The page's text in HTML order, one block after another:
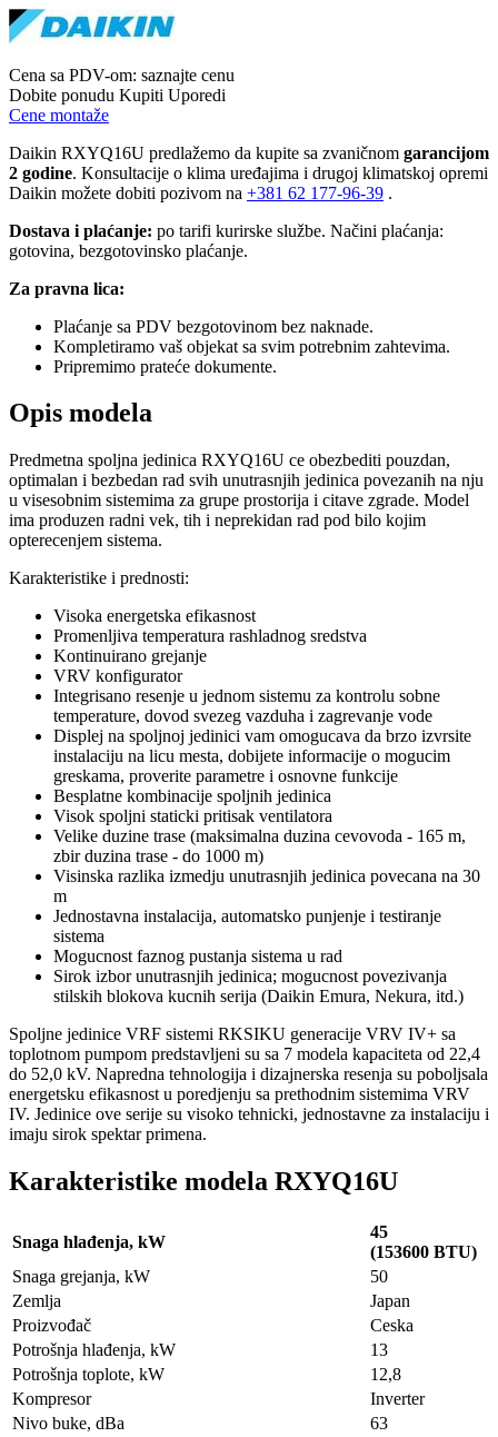
Cena sa PDV-om: saznajte cenu
Dobite ponudu Kupiti Uporedi
Cene montaže
Daikin RXYQ16U predlažemo da kupite sa zvaničnom garancijom
2 godine. Konsultacije o klima uređajima i drugoj klimatskoj opremi
Daikin možete dobiti pozivom na +381 62 177-96-39 .
Dostava i plaćanje: po tarifi kurirske službe. Načini plaćanja:
gotovina, bezgotovinsko plaćanje.
Za pravna lica:
Plaćanje sa PDV bezgotovinom bez naknade.
Kompletiramo vaš objekat sa svim potrebnim zahtevima.
Pripremimo prateće dokumente.
Opis modela
Predmetna spoljna jedinica RXYQ16U ce obezbediti pouzdan,
optimalan i bezbedan rad svih unutrasnjih jedinica povezanih na nju
u visesobnim sistemima za grupe prostorija i citave zgrade. Model
ima produzen radni vek, tih i neprekidan rad pod bilo kojim
opterecenjem sistema.
Karakteristike i prednosti:
Visoka energetska efikasnost
Promenljiva temperatura rashladnog sredstva
Kontinuirano grejanje
VRV konfigurator
Integrisano resenje u jednom sistemu za kontrolu sobne
temperature, dovod svezeg vazduha i zagrevanje vode
Displej na spoljnoj jedinici vam omogucava da brzo izvrsite
instalaciju na licu mesta, dobijete informacije o mogucim
greskama, proverite parametre i osnovne funkcije
Besplatne kombinacije spoljnih jedinica
Visok spoljni staticki pritisak ventilatora
Velike duzine trase (maksimalna duzina cevovoda - 165 m,
zbir duzina trase - do 1000 m)
Visinska razlika izmedju unutrasnjih jedinica povecana na 30
m
Jednostavna instalacija, automatsko punjenje i testiranje
sistema
Mogucnost faznog pustanja sistema u rad
Sirok izbor unutrasnjih jedinica; mogucnost povezivanja
stilskih blokova kucnih serija (Daikin Emura, Nekura, itd.)
Spoljne jedinice VRF sistemi RKSIKU generacije VRV IV+ sa
toplotnom pumpom predstavljeni su sa 7 modela kapaciteta od 22,4
do 52,0 kV. Napredna tehnologija i dizajnerska resenja su poboljsala
energetsku efikasnost u poredjenju sa prethodnim sistemima VRV
IV. Jedinice ove serije su visoko tehnicki, jednostavne za instalaciju i
imaju sirok spektar primena.
Karakteristike modela RXYQ16U
Snaga hlađenja, kW
45
(153600 BTU)
Snaga grejanja, kW
50
Zemlja
Japan
Proizvođač
Ceska
Potrošnja hlađenja, kW
13
Potrošnja toplote, kW
12,8
Kompresor
Inverter
Nivo buke, dBa
63